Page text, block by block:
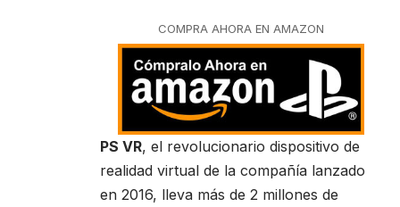
COMPRA AHORA EN AMAZON
PS VR, el revolucionario dispositivo de
realidad virtual de la compañía lanzado
en 2016, lleva más de 2 millones de